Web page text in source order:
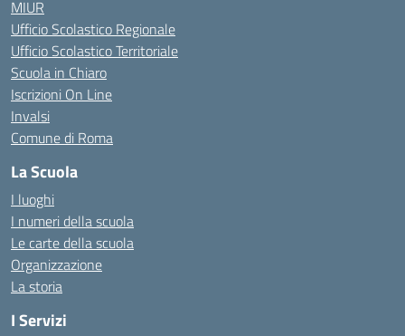
MIUR
Ufficio Scolastico Regionale
Ufficio Scolastico Territoriale
Scuola in Chiaro
Iscrizioni On Line
Invalsi
Comune di Roma
La Scuola
I luoghi
I numeri della scuola
Le carte della scuola
Organizzazione
La storia
I Servizi